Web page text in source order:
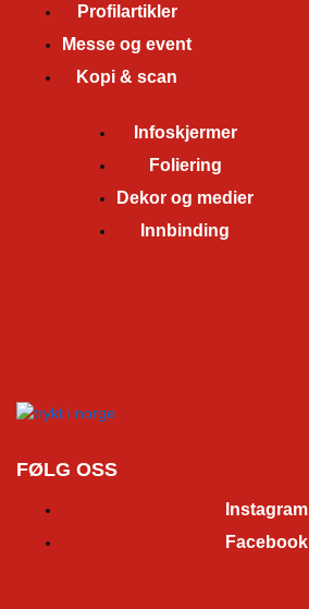
Profilartikler
Messe og event
Kopi & scan
Infoskjermer
Foliering
Dekor og medier
Innbinding
FØLG OSS
Instagram
Facebook